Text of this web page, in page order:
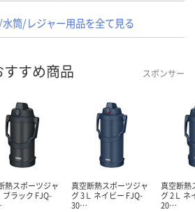
筒/レジャー用品を全て見る
すめ商品 スポンサー
熱スポーツジャ
ブラック FJQ-
真空断熱スポーツジャ
グ 3Ｌ ネイビー FJQ-
30…
真空断熱
グ 2Ｌ ネ
20…